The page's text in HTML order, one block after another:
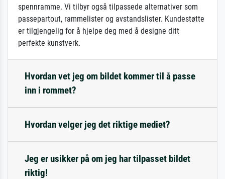
spennramme. Vi tilbyr også tilpassede alternativer som
passepartout, rammelister og avstandslister. Kundestøtte
er tilgjengelig for å hjelpe deg med å designe ditt
perfekte kunstverk.
Hvordan vet jeg om bildet kommer til å passe
inn i rommet?
Hvordan velger jeg det riktige mediet?
Jeg er usikker på om jeg har tilpasset bildet
riktig!